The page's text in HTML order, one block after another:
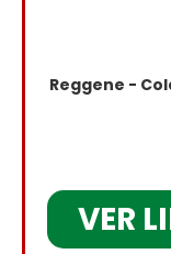
Reggene -
VER